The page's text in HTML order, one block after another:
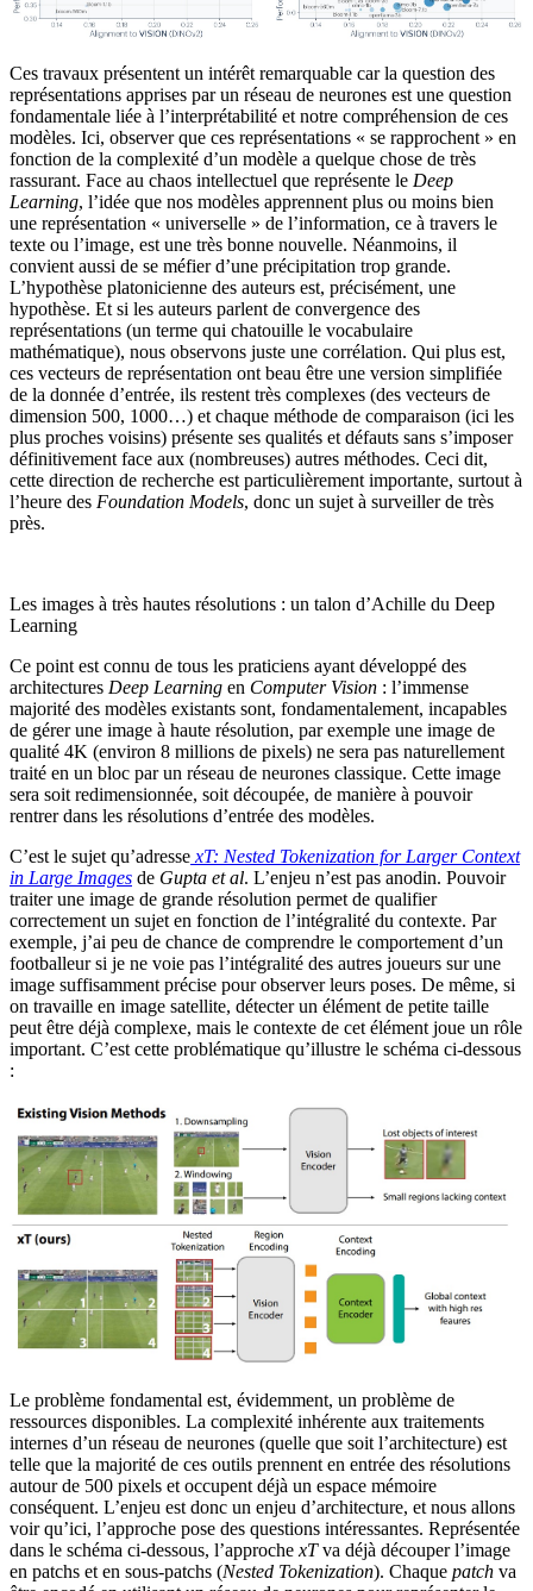
Ces travaux présentent un intérêt remarquable car la question des
représentations apprises par un réseau de neurones est une question
fondamentale liée à l’interprétabilité et notre compréhension de ces
modèles. Ici, observer que ces représentations « se rapprochent » en
fonction de la complexité d’un modèle a quelque chose de très
rassurant. Face au chaos intellectuel que représente le Deep
Learning, l’idée que nos modèles apprennent plus ou moins bien
une représentation « universelle » de l’information, ce à travers le
texte ou l’image, est une très bonne nouvelle. Néanmoins, il
convient aussi de se méfier d’une précipitation trop grande.
L’hypothèse platonicienne des auteurs est, précisément, une
hypothèse. Et si les auteurs parlent de convergence des
représentations (un terme qui chatouille le vocabulaire
mathématique), nous observons juste une corrélation. Qui plus est,
ces vecteurs de représentation ont beau être une version simplifiée
de la donnée d’entrée, ils restent très complexes (des vecteurs de
dimension 500, 1000…) et chaque méthode de comparaison (ici les
plus proches voisins) présente ses qualités et défauts sans s’imposer
définitivement face aux (nombreuses) autres méthodes. Ceci dit,
cette direction de recherche est particulièrement importante, surtout à
l’heure des Foundation Models, donc un sujet à surveiller de très
près.
Les images à très hautes résolutions : un talon d’Achille du Deep
Learning
Ce point est connu de tous les praticiens ayant développé des
architectures Deep Learning en Computer Vision : l’immense
majorité des modèles existants sont, fondamentalement, incapables
de gérer une image à haute résolution, par exemple une image de
qualité 4K (environ 8 millions de pixels) ne sera pas naturellement
traité en un bloc par un réseau de neurones classique. Cette image
sera soit redimensionnée, soit découpée, de manière à pouvoir
rentrer dans les résolutions d’entrée des modèles.
C’est le sujet qu’adresse xT: Nested Tokenization for Larger Context
in Large Images de Gupta et al. L’enjeu n’est pas anodin. Pouvoir
traiter une image de grande résolution permet de qualifier
correctement un sujet en fonction de l’intégralité du contexte. Par
exemple, j’ai peu de chance de comprendre le comportement d’un
footballeur si je ne voie pas l’intégralité des autres joueurs sur une
image suffisamment précise pour observer leurs poses. De même, si
on travaille en image satellite, détecter un élément de petite taille
peut être déjà complexe, mais le contexte de cet élément joue un rôle
important. C’est cette problématique qu’illustre le schéma ci-dessous
:
Le problème fondamental est, évidemment, un problème de
ressources disponibles. La complexité inhérente aux traitements
internes d’un réseau de neurones (quelle que soit l’architecture) est
telle que la majorité de ces outils prennent en entrée des résolutions
autour de 500 pixels et occupent déjà un espace mémoire
conséquent. L’enjeu est donc un enjeu d’architecture, et nous allons
voir qu’ici, l’approche pose des questions intéressantes. Représentée
dans le schéma ci-dessous, l’approche xTva déjà découper l’image
en patchs et en sous-patchs (Nested Tokenization). Chaque patch va